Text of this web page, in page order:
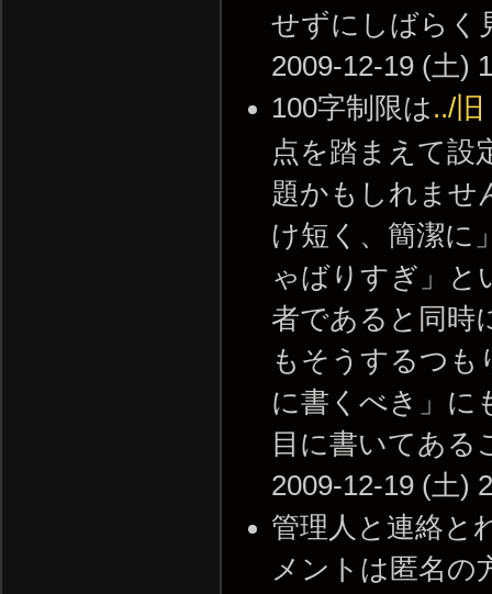
せずにしばらく
2009-12-19 (土)
100字制限は../
点を踏まえて設
題かもしれませ
け短く、簡潔に
ゃばりすぎ」と
者であると同時
もそうするつも
に書くべき」に
目に書いてある
2009-12-19 (土)
管理人と連絡と
メントは匿名の